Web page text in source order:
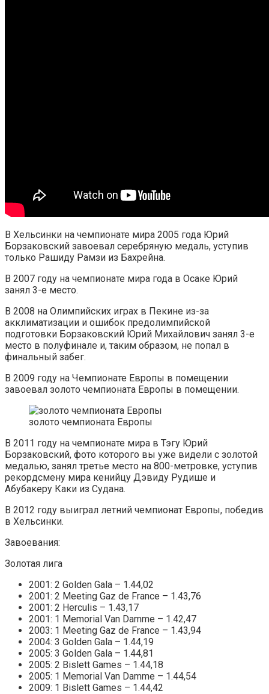
В Хельсинки на чемпионате мира 2005 года Юрий
Борзаковский завоевал серебряную медаль, уступив
только Рашиду Рамзи из Бахрейна.
В 2007 году на чемпионате мира года в Осаке Юрий
занял 3-е место.
В 2008 на Олимпийских играх в Пекине из-за
акклиматизации и ошибок предолимпийской
подготовки Борзаковский Юрий Михайлович занял 3-е
место в полуфинале и, таким образом, не попал в
финальный забег.
В 2009 году на Чемпионате Европы в помещении
завоевал золото чемпионата Европы в помещении.
золото чемпионата Европы
В 2011 году на чемпионате мира в Тэгу Юрий
Борзаковский, фото которого вы уже видели с золотой
медалью, занял третье место на 800-метровке, уступив
рекордсмену мира кенийцу Дэвиду Рудише и
Абубакеру Каки из Судана.
В 2012 году выиграл летний чемпионат Европы, победив
в Хельсинки.
Завоевания:
Золотая лига
2001: 2 Golden Gala – 1.44,02
2001: 2 Meeting Gaz de France – 1.43,76
2001: 2 Herculis – 1.43,17
2001: 1 Memorial Van Damme – 1.42,47
2003: 1 Meeting Gaz de France – 1.43,94
2004: 3 Golden Gala – 1.44,19
2005: 3 Golden Gala – 1.44,81
2005: 2 Bislett Games – 1.44,18
2005: 1 Memorial Van Damme – 1.44,54
2009: 1 Bislett Games – 1.44,42